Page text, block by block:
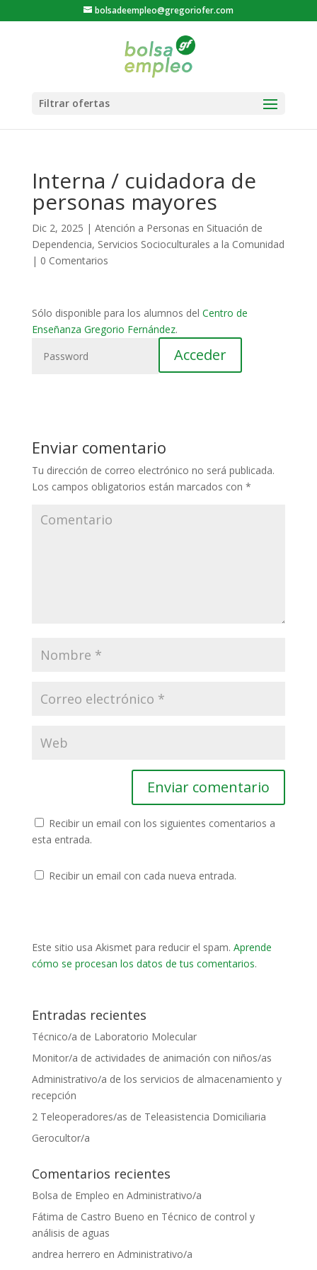
bolsadeempleo@gregoriofer.com
Interna / cuidadora de
personas mayores
Dic 2, 2025 | Atención a Personas en Situación de
Dependencia, Servicios Socioculturales a la Comunidad
| 0 Comentarios
Sólo disponible para los alumnos del Centro de
Enseñanza Gregorio Fernández.
Enviar comentario
Tu dirección de correo electrónico no será publicada.
Los campos obligatorios están marcados con *
Recibir un email con los siguientes comentarios a
esta entrada.
Recibir un email con cada nueva entrada.
Este sitio usa Akismet para reducir el spam. Aprende
cómo se procesan los datos de tus comentarios.
Entradas recientes
Técnico/a de Laboratorio Molecular
Monitor/a de actividades de animación con niños/as
Administrativo/a de los servicios de almacenamiento y
recepción
2 Teleoperadores/as de Teleasistencia Domiciliaria
Gerocultor/a
Comentarios recientes
Bolsa de Empleo en Administrativo/a
Fátima de Castro Bueno en Técnico de control y
análisis de aguas
andrea herrero en Administrativo/a